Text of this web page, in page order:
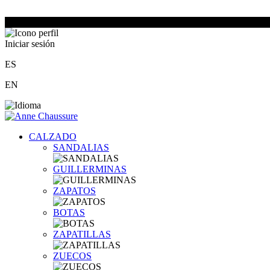
Iniciar sesión
ES
EN
CALZADO
SANDALIAS
GUILLERMINAS
ZAPATOS
BOTAS
ZAPATILLAS
ZUECOS